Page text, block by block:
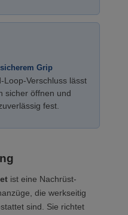
Grip
Loop-Verschluss lässt
sicher öffnen und
fest.
ist eine Nachrüst-
die werkseitig
sind. Sie richtet